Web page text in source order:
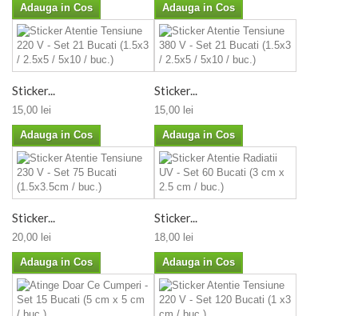
Adauga in Cos Adauga in Cos
Sticker...
15,00 lei
Adauga in Cos
Sticker...
15,00 lei
Adauga in Cos
Sticker...
20,00 lei
Adauga in Cos
Sticker...
18,00 lei
Adauga in Cos